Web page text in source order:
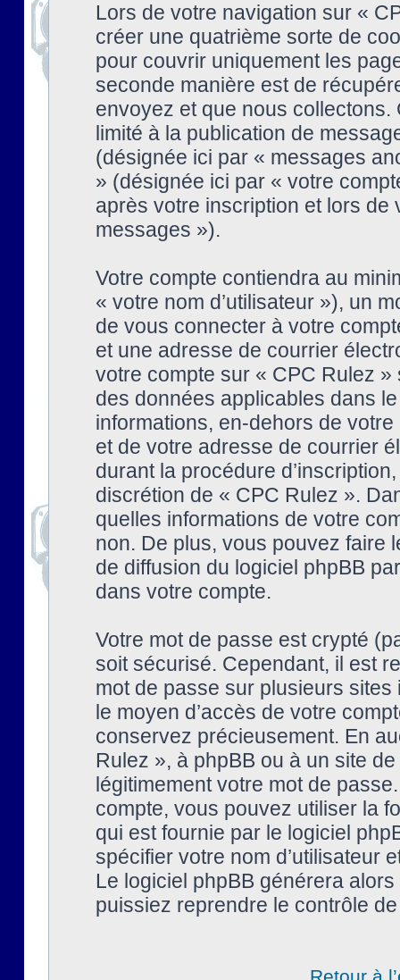
Lors de votre navigation sur «
créer une quatrième sorte de
pour couvrir uniquement les
seconde manière est de
envoyez et que nous collectons.
limité à la publication de
(désignée ici par « messages
» (désignée ici par « votre
après votre inscription et lors
messages »).
Votre compte contiendra au
« votre nom d’utilisateur »), un
de vous connecter à votre
et une adresse de courrier
votre compte sur « CPC Rulez
des données applicables dans
informations, en-dehors de
et de votre adresse de courrier
durant la procédure
discrétion de « CPC Rulez ».
quelles informations de votre
non. De plus, vous pouvez faire
de diffusion du logiciel phpBB
dans votre compte.
Votre mot de passe est crypté
soit sécurisé. Cependant, il est
mot de passe sur plusieurs
le moyen d’accès de votre
conservez précieusement. En
Rulez », à phpBB ou à un site
légitimement votre mot de
compte, vous pouvez utiliser la
qui est fournie par le logiciel
spécifier votre nom d’utilisateur
Le logiciel phpBB générera
puissiez reprendre le contrôle